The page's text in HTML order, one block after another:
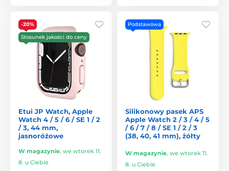
-20%
Stosunek jakości do ceny
Etui JP Watch, Apple
Watch 4 / 5 / 6 / SE 1 / 2
/ 3, 44 mm,
jasnoróżowe
W magazynie, we wtorek 11.
8. u Ciebie
Podstawowa
Silikonowy pasek APS
Apple Watch 2 / 3 / 4 / 5
/ 6 / 7 / 8 / SE 1 / 2 / 3
(38, 40, 41 mm), żółty
W magazynie, we wtorek 11.
8. u Ciebie